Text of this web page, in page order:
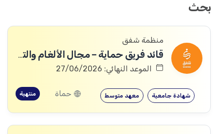
بحث
منظمة شفق
قائد فريق حماية – مجال الألغام والتوعية منها
الموعد النهائي: 27/06/2026
معهد متوسط شهادة جامعية حماة منتهية